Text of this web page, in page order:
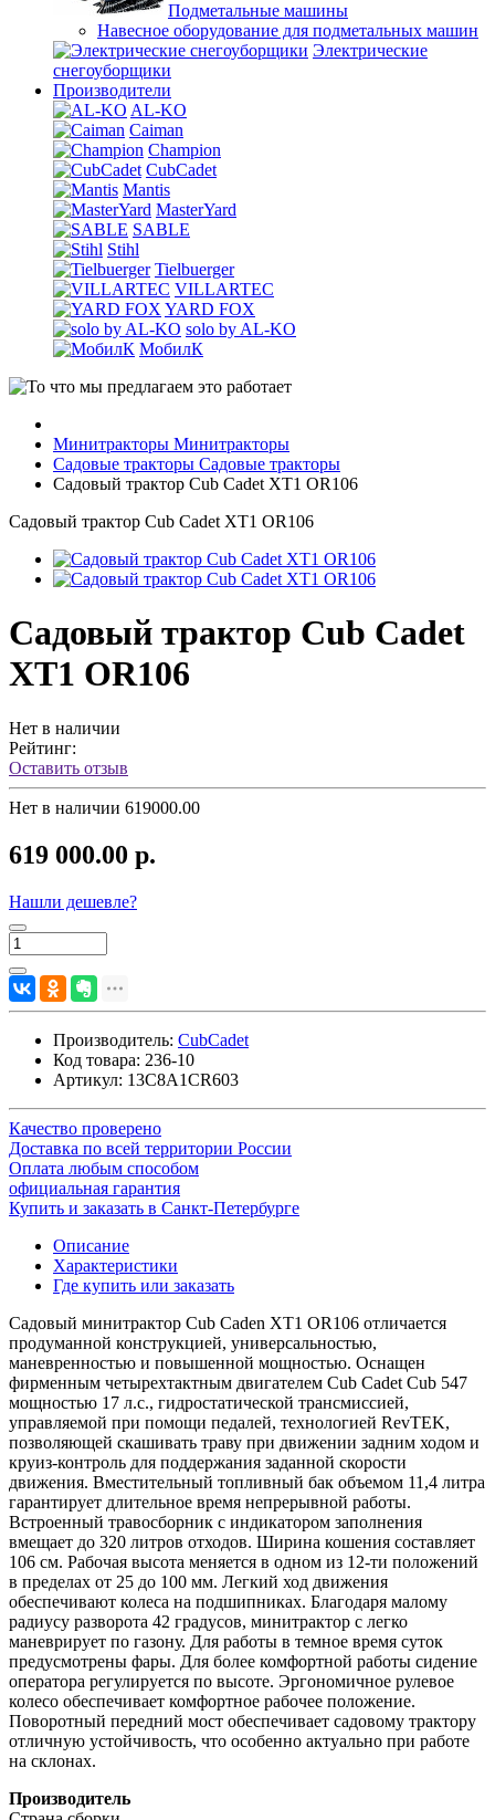
Подметальные машины
Навесное оборудование для подметальных машин
Электрические
снегоуборщики
Производители
AL-KO
Caiman
Champion
CubCadet
Mantis
MasterYard
SABLE
Stihl
Tielbuerger
VILLARTEC
YARD FOX
solo by AL-KO
МобилК
Минитракторы Минитракторы
Садовые тракторы Садовые тракторы
Садовый трактор Cub Cаdet XT1 OR106
Садовый трактор Cub Cаdet XT1 OR106
Садовый трактор Cub Cаdet
XT1 OR106
Нет в наличии
Рейтинг:
Оставить отзыв
Нет в наличии 619000.00
619 000.00 р.
Нашли дешевле?
Производитель: CubCadet
Код товара: 236-10
Артикул: 13C8A1CR603
Качество проверено
Доставка по всей территории России
Оплата любым способом
официальная гарантия
Купить и заказать в Санкт-Петербурге
Описание
Характеристики
Где купить или заказать
​Садовый минитрактор Cub Caden XT1 OR106 отличается
продуманной конструкцией, универсальностью,
маневренностью и повышенной мощностью. Оснащен
фирменным четырехтактным двигателем Cub Cadet Cub 547
мощностью 17 л.с., гидростатической трансмиссией,
управляемой при помощи педалей, технологией RevTEK,
позволяющей скашивать траву при движении задним ходом и
круиз-контроль для поддержания заданной скорости
движения. Вместительный топливный бак объемом 11,4 литра
гарантирует длительное время непрерывной работы.
Встроенный травосборник с индикатором заполнения
вмещает до 320 литров отходов. Ширина кошения составляет
106 см. Рабочая высота меняется в одном из 12-ти положений
в пределах от 25 до 100 мм. Легкий ход движения
обеспечивают колеса на подшипниках. Благодаря малому
радиусу разворота 42 градусов, минитрактор с легко
маневрирует по газону. Для работы в темное время суток
предусмотрены фары. Для более комфортной работы сидение
оператора регулируется по высоте. Эргономичное рулевое
колесо обеспечивает комфортное рабочее положение.
Поворотный передний мост обеспечивает садовому трактору
отличную устойчивость, что особенно актуально при работе
на склонах.
Производитель